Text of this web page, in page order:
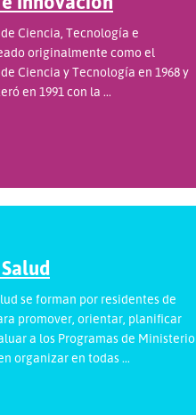
Ciencia, Tecnología e
originalmente como el
Ciencia y Tecnología en 1968 y
en 1991 con la ...
se forman por residentes de
promover, orientar, planificar
a los Programas de Ministerio
organizar en todas ...